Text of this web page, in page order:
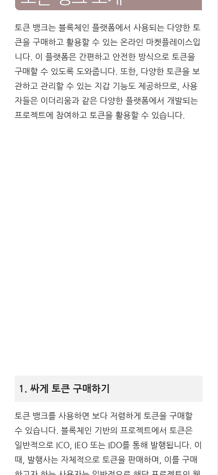
토큰 뱅크는 블록체인 플랫폼에서 사용되는 다양한 토
큰을 구매하고 활용할 수 있는 온라인 마켓플레이스입
니다. 이 플랫폼은 간편하고 안전한 방식으로 토큰을
구매할 수 있도록 도와줍니다. 또한, 다양한 토큰을 보
관하고 관리할 수 있는 지갑 기능도 제공하므로, 사용
자들은 이더리움과 같은 다양한 플랫폼에서 개발되는
프로젝트에 참여하고 토큰을 활용할 수 있습니다.
1. 싸게 토큰 구매하기
토큰 뱅크를 사용하면 보다 저렴하게 토큰을 구매할
수 있습니다. 블록체인 기반의 프로젝트에서 토큰은
일반적으로 ICO, IEO 또는 IDO를 통해 발행됩니다. 이
때, 발행사는 자체적으로 토큰을 판매하며, 이를 구매